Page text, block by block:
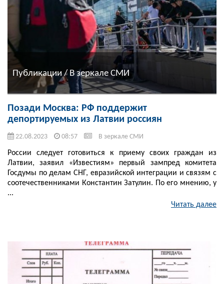
Публикации / В зеркале СМИ
Позади Москва: РФ поддержит
депортируемых из Латвии россиян
22.08.2023 08:57 В зеркале СМИ
России следует готовиться к приему своих граждан из
Латвии, заявил «Известиям» первый зампред комитета
Госдумы по делам СНГ, евразийской интеграции и связям с
соотечественниками Константин Затулин. По его мнению, у
...
Читать далее